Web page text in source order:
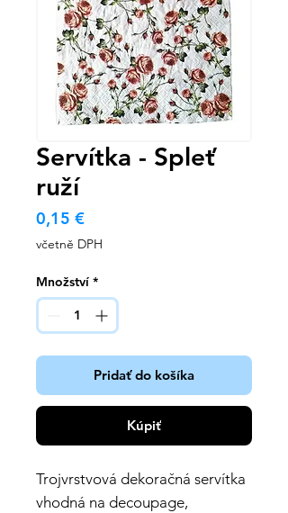
Servítka - Spleť
ruží
0,15 €Cena
včetně DPH
Množství *
Pridať do košíka
Kúpiť
Trojvrstvová dekoračná servítka
vhodná na decoupage,